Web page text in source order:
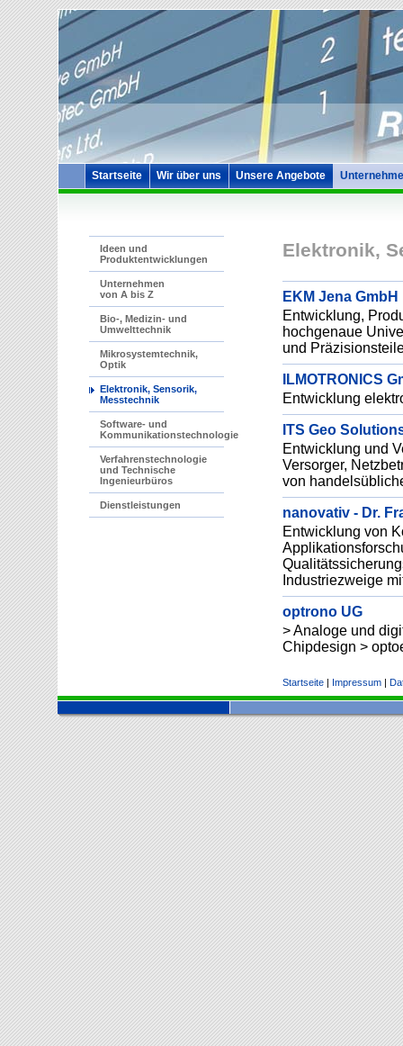
Startseite Wir über uns Unsere Angebote
Ideen und
Produktentwicklungen
Unternehmen
von A bis Z
Bio-, Medizin- und
Umwelttechnik
Mikrosystemtechnik,
Optik
Elektronik, Sensorik,
Messtechnik
Software- und
Kommunikationstechnologie
Verfahrenstechnologie
und Technische
Ingenieurbüros
Dienstleistungen
Elektronik,
EKM Jena GmbH
Entwicklung,
hochgenaue
und
ILMOTRONICS
Entwicklung
ITS Geo
Entwicklung und
Versorger,
von
nanovativ - Dr.
Entwicklung von
Industriezweige
optrono UG
> Analoge und
Chipdesign >
Startseite| Impressum|